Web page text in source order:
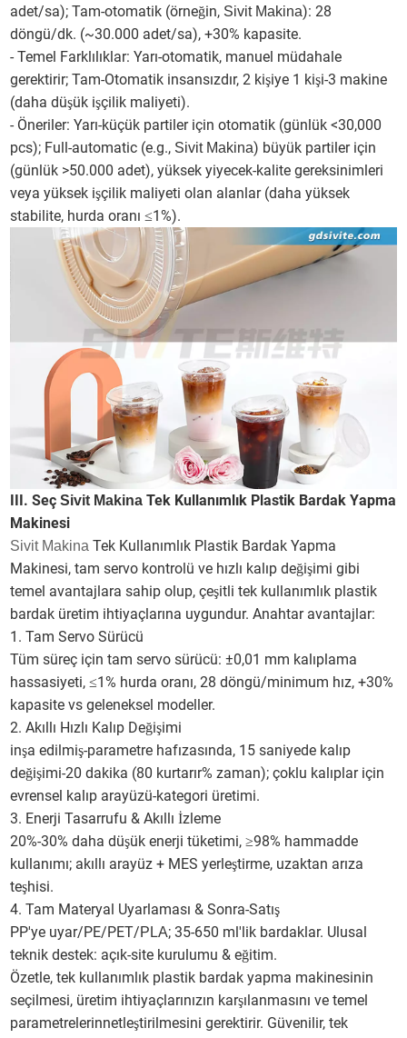
adet/sa); Tam-otomatik (örneğin, Sivit Makina): 28
döngü/dk. (~30.000 adet/sa), +30% kapasite.
- Temel Farklılıklar: Yarı-otomatik, manuel müdahale
gerektirir; Tam-Otomatik insansızdır, 2 kişiye 1 kişi-3 makine
(daha düşük işçilik maliyeti).
- Öneriler: Yarı-küçük partiler için otomatik (günlük <30,000
pcs); Full-automatic (e.g., Sivit Makina) büyük partiler için
(günlük >50.000 adet), yüksek yiyecek-kalite gereksinimleri
veya yüksek işçilik maliyeti olan alanlar (daha yüksek
stabilite, hurda oranı ≤1%).
III. SeçSivit Makina Tek Kullanımlık Plastik Bardak Yapma
Makinesi
Sivit Makina Tek Kullanımlık Plastik Bardak Yapma
Makinesi, tam servo kontrolü ve hızlı kalıp değişimi gibi
temel avantajlara sahip olup, çeşitli tek kullanımlık plastik
bardak üretim ihtiyaçlarına uygundur. Anahtar avantajlar:
1. Tam Servo Sürücü
Tüm süreç için tam servo sürücü: ±0,01 mm kalıplama
hassasiyeti, ≤1% hurda oranı, 28 döngü/minimum hız, +30%
kapasite vs geleneksel modeller.
2. Akıllı Hızlı Kalıp Değişimi
inşa edilmiş-parametre hafızasında, 15 saniyede kalıp
değişimi-20 dakika (80 kurtarır% zaman); çoklu kalıplar için
evrensel kalıp arayüzü-kategori üretimi.
3. Enerji Tasarrufu & Akıllı İzleme
20%-30% daha düşük enerji tüketimi, ≥98% hammadde
kullanımı; akıllı arayüz + MES yerleştirme, uzaktan arıza
teşhisi.
4. Tam Materyal Uyarlaması & Sonra-Satış
PP'ye uyar/PE/PET/PLA; 35-650 ml'lik bardaklar. Ulusal
teknik destek: açık-site kurulumu & eğitim.
Özetle, tek kullanımlık plastik bardak yapma makinesinin
seçilmesi, üretim ihtiyaçlarınızın karşılanmasını ve temel
parametrelerinnetleştirilmesini gerektirir. Güvenilir, tek